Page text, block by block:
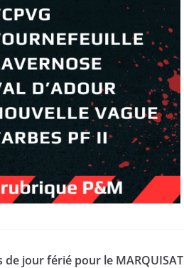
de jour férié pour le MARQUISAT